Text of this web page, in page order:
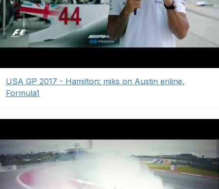
USA GP 2017 - Hamilton: miks on Austin eriline,
Formula1